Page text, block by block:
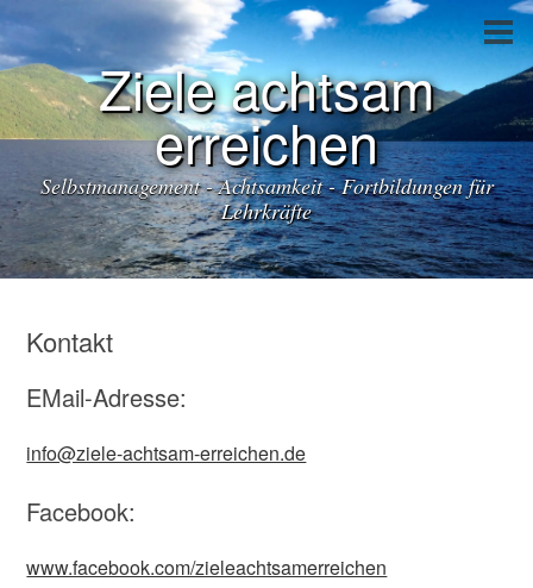
Ziele achtsam
erreichen
Selbstmanagement - Achtsamkeit - Fortbildungen für
Lehrkräfte
Kontakt
EMail-Adresse:
info@ziele-achtsam-erreichen.de
Facebook:
www.facebook.com/zieleachtsamerreichen